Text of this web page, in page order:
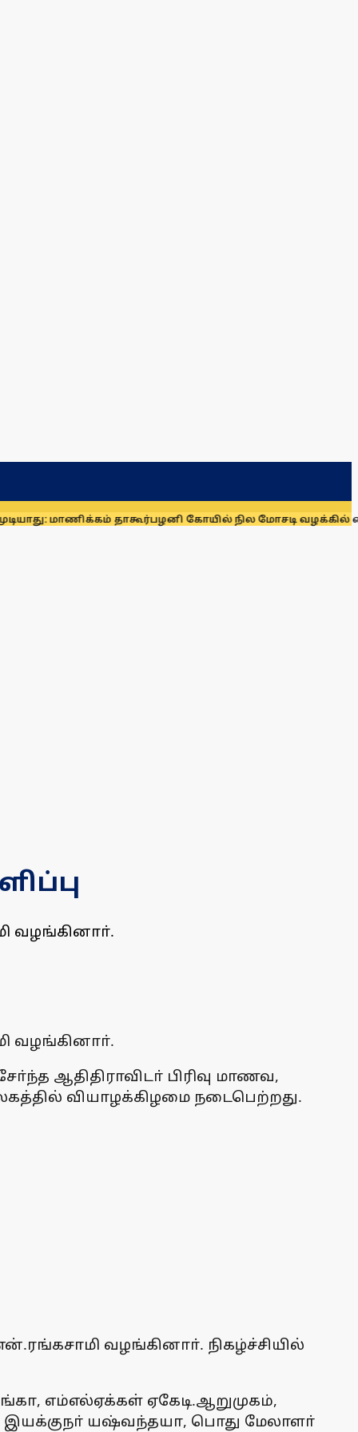
தாகூர்பழனி கோயில் நில மோசடி வழக்கில் கைதாகி
வழங்கினாா்.
வழங்கினாா்.
ஆதிதிராவிடா் பிரிவு மாணவ,
வியாழக்கிழமை நடைபெற்றது.
வழங்கினாா். நிகழ்ச்சியில்
எம்எல்ஏக்கள் ஏகேடி.ஆறுமுகம்,
இயக்குநா் யஷ்வந்தயா, பொது மேலாளா்